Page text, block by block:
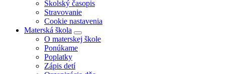
Školský časopis
Stravovanie
Cookie nastavenia
Materská škola
O materskej škole
Ponúkame
Poplatky
Zápis detí